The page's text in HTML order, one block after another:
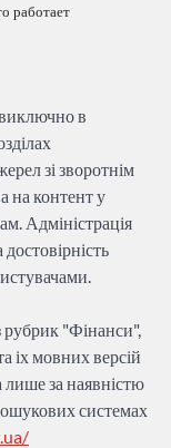
работает
в
зі зворотнім
на контент у
Адміністрація
достовірність
рубрик "Фінанси",
іх мовних версій
лише за наявністю
системах